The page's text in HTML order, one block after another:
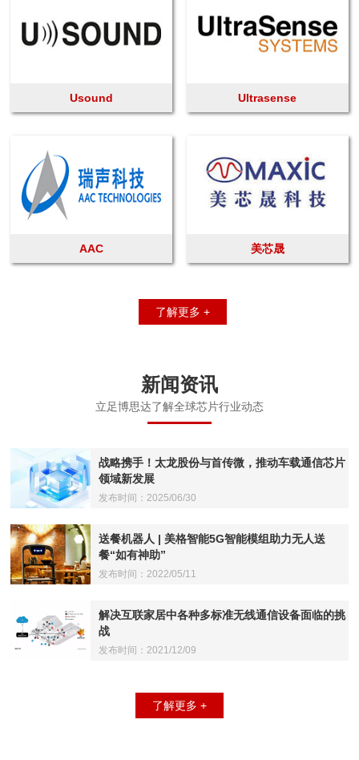
Usound Ultrasense
AAC 美芯晟
了解更多 +
新闻资讯
立足博思达了解全球芯片行业动态
战略携手！太龙股份与首传微，推动车载通信芯片
领域新发展
发布时间：2025/06/30
送餐机器人 | 美格智能5G智能模组助力无人送
餐“如有神助”
发布时间：2022/05/11
解决互联家居中各种多标准无线通信设备面临的挑
战
发布时间：2021/12/09
了解更多 +